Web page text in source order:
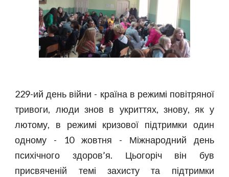
229-ий день війни - країна в режимі повітряної
тривоги, люди знов в укриттях, знову, як у
лютому, в режимі кризової підтримки один
одному - 10 жовтня - Міжнародний день
психічного здоров’я. Цьогоріч він був
присвяченій темі захисту та підтримки